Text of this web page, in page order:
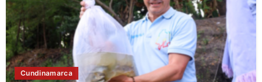
Cundinamarca